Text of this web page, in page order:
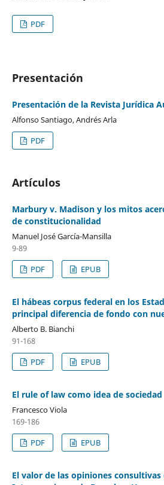
PDF
Presentación
Presentación de la Revista Jurídica
Alfonso Santiago, Andrés Arla
PDF
Artículos
Marbury v. Madison y los mitos
de constitucionalidad
Manuel José García-Mansilla
9-89
PDF
EPUB
El hábeas corpus federal en los
principal diferencia de fondo con
Alberto B. Bianchi
91-168
PDF
EPUB
El rule of law como idea de sociedad
Francesco Viola
169-186
PDF
EPUB
El valor de las opiniones consultivas